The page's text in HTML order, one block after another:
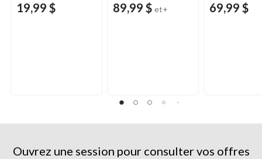
19,99 $ 89,99 $ et+ 69,99 $
Ouvrez une session pour consulter vos offres